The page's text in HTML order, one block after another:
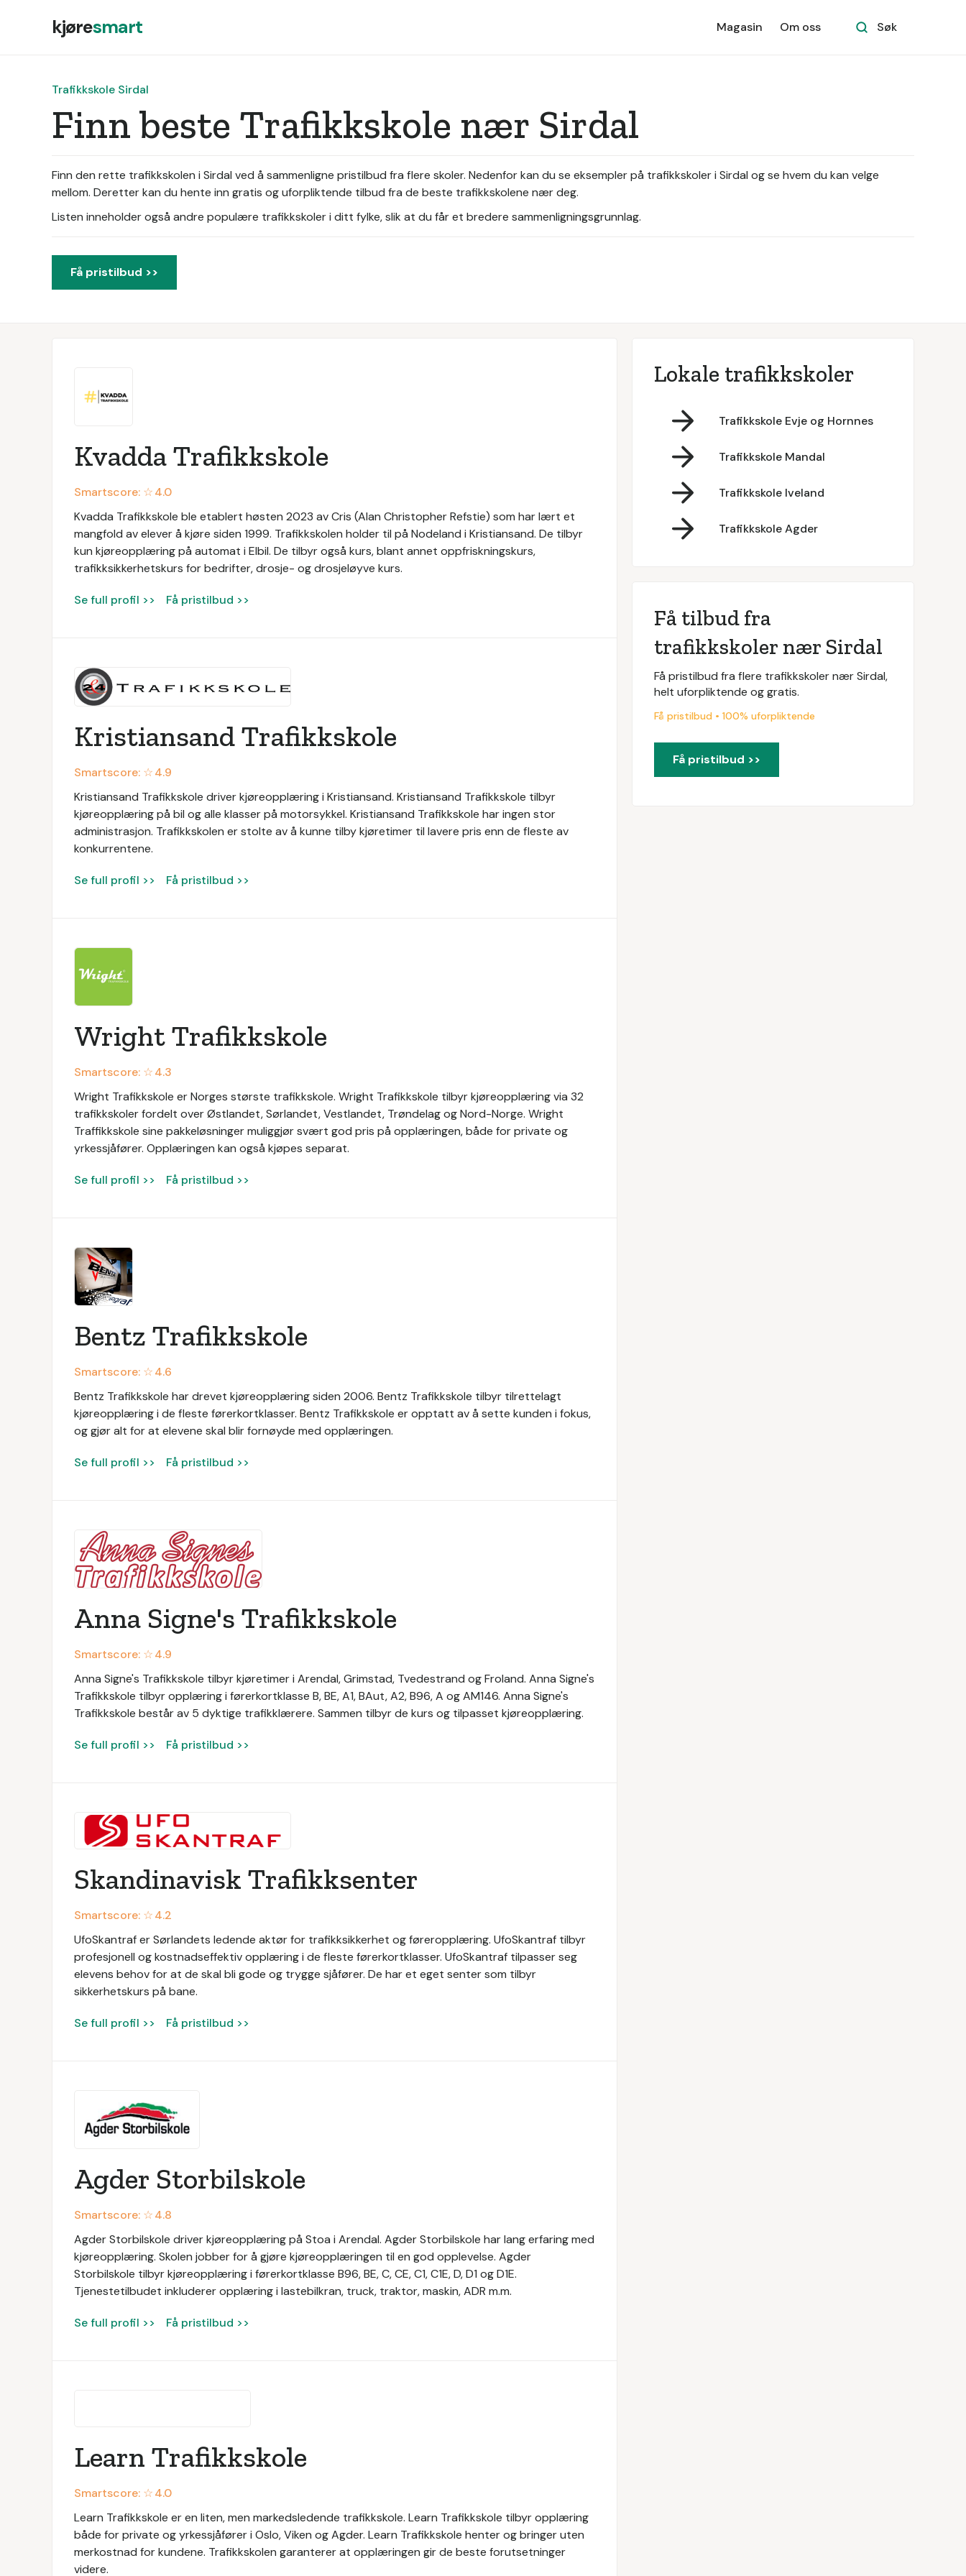
kjøresmart Magasin Om oss Søk
Trafikkskole Sirdal
Finn beste Trafikkskole nær Sirdal
Finn den rette trafikkskolen i Sirdal ved å sammenligne pristilbud fra flere skoler. Nedenfor kan du se eksempler på trafikkskoler i Sirdal og se hvem du kan velge
mellom. Deretter kan du hente inn gratis og uforpliktende tilbud fra de beste trafikkskolene nær deg.
Listen inneholder også andre populære trafikkskoler i ditt fylke, slik at du får et bredere sammenligningsgrunnlag.
Få pristilbud >>
Kvadda Trafikkskole
Smartscore: ☆4.0
Kvadda Trafikkskole ble etablert høsten 2023 av Cris (Alan Christopher Refstie) som har lært et
mangfold av elever å kjøre siden 1999. Trafikkskolen holder til på Nodeland i Kristiansand. De tilbyr
kun kjøreopplæring på automat i Elbil. De tilbyr også kurs, blant annet oppfriskningskurs,
trafikksikkerhetskurs for bedrifter, drosje- og drosjeløyve kurs.
Se full profil >> Få pristilbud >>
Kristiansand Trafikkskole
Smartscore: ☆4.9
Kristiansand Trafikkskole driver kjøreopplæring i Kristiansand. Kristiansand Trafikkskole tilbyr
kjøreopplæring på bil og alle klasser på motorsykkel. Kristiansand Trafikkskole har ingen stor
administrasjon. Trafikkskolen er stolte av å kunne tilby kjøretimer til lavere pris enn de fleste av
konkurrentene.
Se full profil >> Få pristilbud >>
Wright Trafikkskole
Smartscore: ☆4.3
Wright Trafikkskole er Norges største trafikkskole. Wright Trafikkskole tilbyr kjøreopplæring via 32
trafikkskoler fordelt over Østlandet, Sørlandet, Vestlandet, Trøndelag og Nord-Norge. Wright
Traffikkskole sine pakkeløsninger muliggjør svært god pris på opplæringen, både for private og
yrkessjåfører. Opplæringen kan også kjøpes separat.
Se full profil >> Få pristilbud >>
Bentz Trafikkskole
Smartscore: ☆4.6
Bentz Trafikkskole har drevet kjøreopplæring siden 2006. Bentz Trafikkskole tilbyr tilrettelagt
kjøreopplæring i de fleste førerkortklasser. Bentz Trafikkskole er opptatt av å sette kunden i fokus,
og gjør alt for at elevene skal blir fornøyde med opplæringen.
Se full profil >> Få pristilbud >>
Anna Signe's Trafikkskole
Smartscore: ☆4.9
Anna Signe's Trafikkskole tilbyr kjøretimer i Arendal, Grimstad, Tvedestrand og Froland. Anna Signe's
Trafikkskole tilbyr opplæring i førerkortklasse B, BE, A1, BAut, A2, B96, A og AM146. Anna Signe's
Trafikkskole består av 5 dyktige trafikklærere. Sammen tilbyr de kurs og tilpasset kjøreopplæring.
Se full profil >> Få pristilbud >>
Skandinavisk Trafikksenter
Smartscore: ☆4.2
UfoSkantraf er Sørlandets ledende aktør for trafikksikkerhet og føreropplæring. UfoSkantraf tilbyr
profesjonell og kostnadseffektiv opplæring i de fleste førerkortklasser. UfoSkantraf tilpasser seg
elevens behov for at de skal bli gode og trygge sjåfører. De har et eget senter som tilbyr
sikkerhetskurs på bane.
Se full profil >> Få pristilbud >>
Agder Storbilskole
Smartscore: ☆4.8
Agder Storbilskole driver kjøreopplæring på Stoa i Arendal. Agder Storbilskole har lang erfaring med
kjøreopplæring. Skolen jobber for å gjøre kjøreopplæringen til en god opplevelse. Agder
Storbilskole tilbyr kjøreopplæring i førerkortklasse B96, BE, C, CE, C1, C1E, D, D1 og D1E.
Tjenestetilbudet inkluderer opplæring i lastebilkran, truck, traktor, maskin, ADR m.m.
Se full profil >> Få pristilbud >>
Learn Trafikkskole
Smartscore: ☆4.0
Learn Trafikkskole er en liten, men markedsledende trafikkskole. Learn Trafikkskole tilbyr opplæring
både for private og yrkessjåfører i Oslo, Viken og Agder. Learn Trafikkskole henter og bringer uten
merkostnad for kundene. Trafikkskolen garanterer at opplæringen gir de beste forutsetninger
videre.
Lokale trafikkskoler
Trafikkskole Evje og Hornnes
Trafikkskole Mandal
Trafikkskole Iveland
Trafikkskole Agder
Få tilbud fra
trafikkskoler nær Sirdal
Få pristilbud fra flere trafikkskoler nær Sirdal,
helt uforpliktende og gratis.
Få pristilbud • 100% uforpliktende
Få pristilbud >>